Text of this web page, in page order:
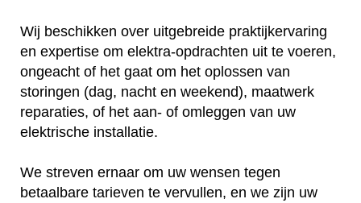
Wij beschikken over uitgebreide praktijkervaring
en expertise om elektra-opdrachten uit te voeren,
ongeacht of het gaat om het oplossen van
storingen (dag, nacht en weekend), maatwerk
reparaties, of het aan- of omleggen van uw
elektrische installatie.
We streven ernaar om uw wensen tegen
betaalbare tarieven te vervullen, en we zijn uw